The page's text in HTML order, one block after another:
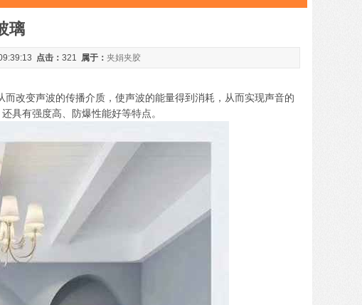
璃
点击： 321 属于： 夹娟夹胶
改变声波的传播介质，使声波的能量得到消耗，从而实现声音的
具有强度高、防爆性能好等特点。